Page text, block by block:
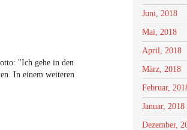
"Ich gehe in den
In einem weiteren
Juni, 2018
Mai, 2018
April, 2018
März, 2018
Februar,
Januar, 2018
Dezember,